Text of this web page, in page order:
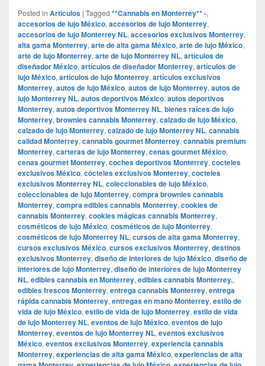
Posted in Articulos | Tagged **Cannabis en Monterrey** -,
accesorios de lujo México, accesorios de lujo Monterrey,
accesorios de lujo Monterrey NL, accesorios exclusivos Monterrey,
alta gama Monterrey, arte de alta gama México, arte de lujo México,
arte de lujo Monterrey, arte de lujo Monterrey NL, artículos de
diseñador México, artículos de diseñador Monterrey, artículos de
lujo México, artículos de lujo Monterrey, artículos exclusivos
Monterrey, autos de lujo México, autos de lujo Monterrey, autos de
lujo Monterrey NL, autos deportivos México, autos deportivos
Monterrey, autos deportivos Monterrey NL, bienes raíces de lujo
Monterrey, brownies cannabis Monterrey, calzado de lujo México,
calzado de lujo Monterrey, calzado de lujo Monterrey NL, cannabis
calidad Monterrey, cannabis gourmet Monterrey, cannabis premium
Monterrey, carteras de lujo Monterrey, cenas gourmet México,
cenas gourmet Monterrey, coches deportivos Monterrey, cocteles
exclusivos México, cócteles exclusivos Monterrey, cocteles
exclusivos Monterrey NL, coleccionables de lujo México,
coleccionables de lujo Monterrey, compra brownies cannabis
Monterrey, compra edibles cannabis Monterrey, cookies de
cannabis Monterrey, cookies mágicas cannabis Monterrey,
cosméticos de lujo México, cosméticos de lujo Monterrey,
cosméticos de lujo Monterrey NL, cursos de alta gama Monterrey,
cursos exclusivos México, cursos exclusivos Monterrey, destinos
exclusivos Monterrey, diseño de interiores de lujo México, diseño de
interiores de lujo Monterrey, diseño de interiores de lujo Monterrey
NL, edibles cannabis en Monterrey, edibles cannabis Monterrey.,
edibles frescos Monterrey, entrega cannabis Monterrey, entrega
rápida cannabis Monterrey, entregas en mano Monterrey, estilo de
vida de lujo México, estilo de vida de lujo Monterrey, estilo de vida
de lujo Monterrey NL, eventos de lujo México, eventos de lujo
Monterrey, eventos de lujo Monterrey NL, eventos exclusivos
México, eventos exclusivos Monterrey, experiencia cannabis
Monterrey, experiencias de alta gama México, experiencias de alta